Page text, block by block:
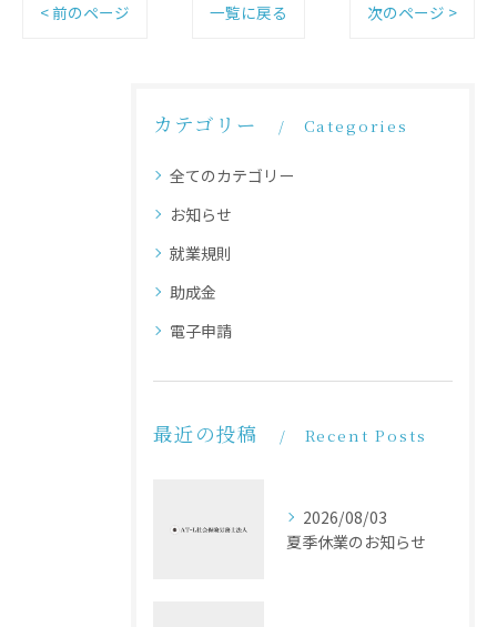
< 前のページ 一覧に戻る 次のページ >
カテゴリー Categories
全てのカテゴリー
お知らせ
就業規則
助成金
電子申請
最近の投稿 Recent Posts
2026/08/03
夏季休業のお知らせ